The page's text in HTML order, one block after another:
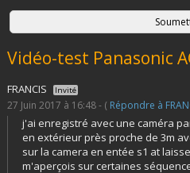
Vidéo-test Panasonic
FRANCIS Invité
27 Juin 2017 à 16:48 - ( Répondre à
j'ai enregistré avec une caméra
en extérieur près proche de 3m
sur la camera en entée s1 at
m'aperçois sur certaines